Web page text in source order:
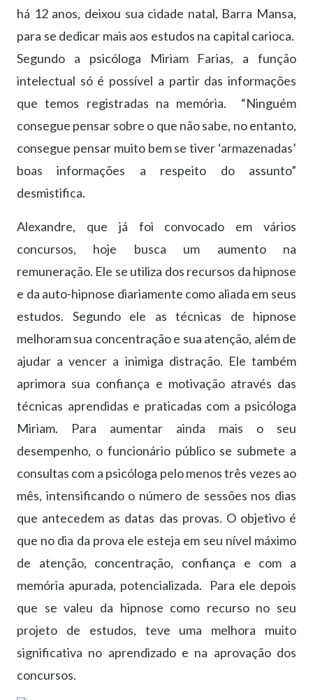
há 12 anos, deixou sua cidade natal, Barra Mansa,
para se dedicar mais aos estudos na capital carioca.
Segundo a psicóloga Miriam Farias, a função
intelectual só é possível a partir das informações
que temos registradas na memória. “Ninguém
consegue pensar sobre o que não sabe, no entanto,
consegue pensar muito bem se tiver ‘armazenadas’
boas informações a respeito do assunto”
desmistifica.
Alexandre, que já foi convocado em vários
concursos, hoje busca um aumento na
remuneração. Ele se utiliza dos recursos da hipnose
e da auto-hipnose diariamente como aliada em seus
estudos. Segundo ele as técnicas de hipnose
melhoram sua concentração e sua atenção, além de
ajudar a vencer a inimiga distração. Ele também
aprimora sua confiança e motivação através das
técnicas aprendidas e praticadas com a psicóloga
Miriam. Para aumentar ainda mais o seu
desempenho, o funcionário público se submete a
consultas com a psicóloga pelo menos três vezes ao
mês, intensificando o número de sessões nos dias
que antecedem as datas das provas. O objetivo é
que no dia da prova ele esteja em seu nível máximo
de atenção, concentração, confiança e com a
memória apurada, potencializada. Para ele depois
que se valeu da hipnose como recurso no seu
projeto de estudos, teve uma melhora muito
significativa no aprendizado e na aprovação dos
concursos.